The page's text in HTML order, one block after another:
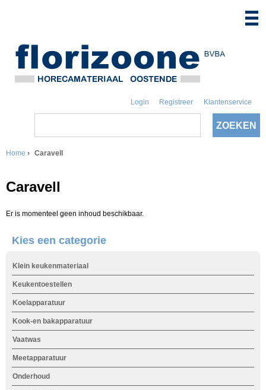
Login Registreer Klantenservice
Z
o
e
l
d
k
b
e
h
Home › Caravell
Caravell
Er is momenteel geen inhoud beschikbaar.
Kies een categorie
Klein keukenmateriaal
Keukentoestellen
Koelapparatuur
Kook-en bakapparatuur
Vaatwas
Meetapparatuur
Onderhoud